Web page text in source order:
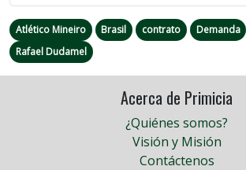
Atlético Mineiro Brasil contrato Demanda
Rafael Dudamel
Acerca de Primicia
¿Quiénes somos?
Visión y Misión
Contáctenos